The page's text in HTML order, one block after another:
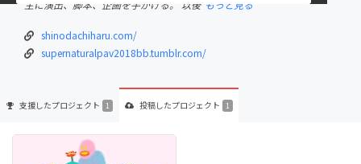
主に演出、脚本、企画を手がける。 以後 もっと見る
shinodachiharu.com/
supernaturalpav2018bb.tumblr.com/
支援したプロジェクト 1 投稿したプロジェクト 1